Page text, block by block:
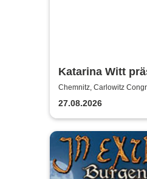
Katarina Witt
PARIETÉ
Chemnitz, Carlowitz
Carlowitz-Saal
27.08.2026